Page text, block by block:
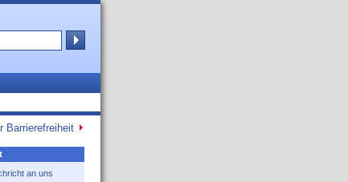
Barrierefreiheit
an uns